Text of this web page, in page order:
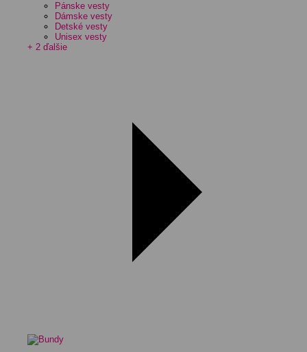
Pánske vesty
Dámske vesty
Detské vesty
Unisex vesty
+ 2 ďalšie